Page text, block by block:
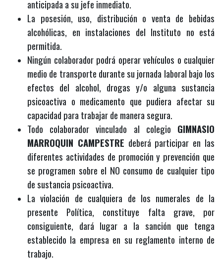
anticipada a su jefe inmediato.
La posesión, uso, distribución o venta de bebidas
alcohólicas, en instalaciones del Instituto no está
permitida.
Ningún colaborador podrá operar vehículos o cualquier
medio de transporte durante su jornada laboral bajo los
efectos del alcohol, drogas y/o alguna sustancia
psicoactiva o medicamento que pudiera afectar su
capacidad para trabajar de manera segura.
Todo colaborador vinculado al colegio GIMNASIO
MARROQUIN CAMPESTRE deberá participar en las
diferentes actividades de promoción y prevención que
se programen sobre el NO consumo de cualquier tipo
de sustancia psicoactiva.
La violación de cualquiera de los numerales de la
presente Política, constituye falta grave, por
consiguiente, dará lugar a la sanción que tenga
establecido la empresa en su reglamento interno de
trabajo.